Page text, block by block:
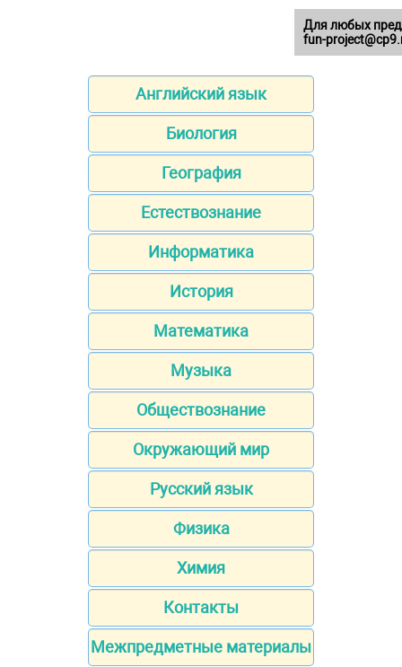
Английский язык
Биология
География
Естествознание
Информатика
История
Математика
Музыка
Обществознание
Окружающий мир
Русский язык
Физика
Химия
Контакты
Межпредметные материалы
Для любых
fun-